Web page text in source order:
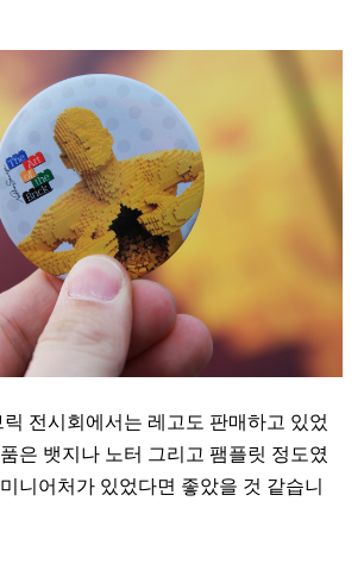
전시회에서는 레고도 판매하고 있었
은 뱃지나 노터 그리고 팸플릿 정도였
니어처가 있었다면 좋았을 것 같습니